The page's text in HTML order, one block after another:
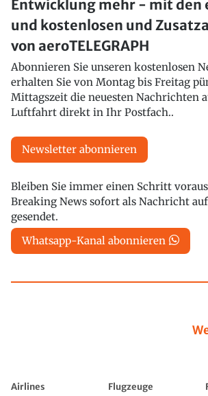
Entwicklung mehr - mit den
und kostenlosen und
von aeroTELEGRAPH
Abonnieren Sie unseren kostenlosen
erhalten Sie von Montag bis Freitag
Mittagszeit die neuesten Nachrichten
Luftfahrt direkt in Ihr Postfach..
Newsletter abonnieren
Bleiben Sie immer einen Schritt
Breaking News sofort als Nachricht
gesendet.
Whatsapp-Kanal abonnieren
Airlines Flugzeuge